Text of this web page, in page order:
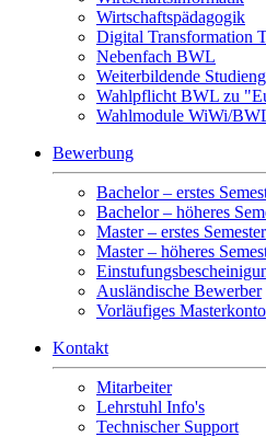
Wirtschaftspädagogik
Digital Transformation
Nebenfach BWL
Weiterbildende
Wahlpflicht BWL zu
Wahlmodule WiWi/
Bewerbung
Bachelor – erstes
Bachelor – höheres
Master – erstes Semester
Master – höheres
Ausländische Bewerber
Vorläufiges
Kontakt
Mitarbeiter
Lehrstuhl Info's
Technischer Support